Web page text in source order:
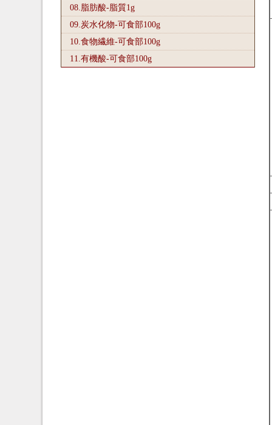
08.脂肪酸-脂質1g
09.炭水化物-可食部100g
10.食物繊維-可食部100g
11.有機酸-可食部100g